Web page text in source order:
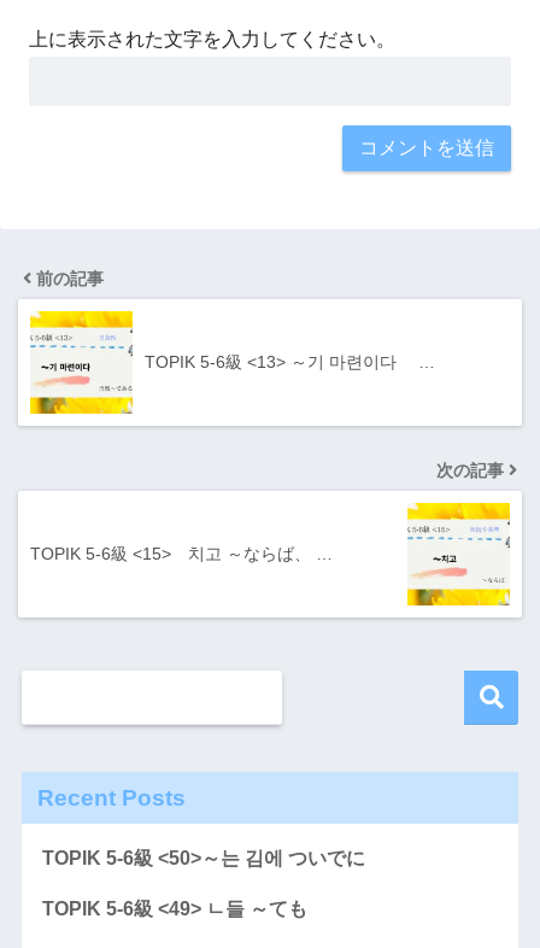
上に表示された文字を入力してください。
前の記事
TOPIK 5-6級 <13> ～기 마련이다 …
次の記事
TOPIK 5-6級 <15> 치고 ～ならば、 …
Recent Posts
TOPIK 5-6級 <50>～는 김에 ついでに
TOPIK 5-6級 <49> ㄴ들 ～ても